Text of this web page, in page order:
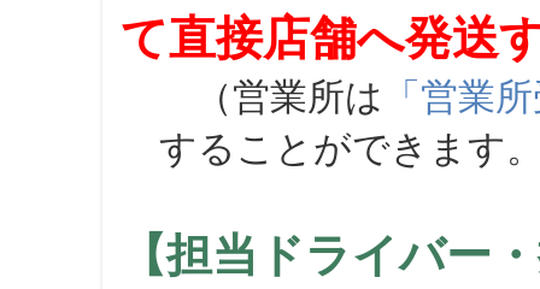
て直接店舗へ発送
（営業所は 「営業
することができます
【担当ドライバー